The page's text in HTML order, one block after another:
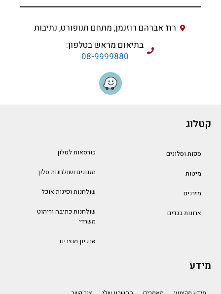
רח' אברהם רוזנמן, מתחם תנופורט, נתיבות
בתיאום מראש בטלפון:
08-9999880
קטלוג
ספות וסלונים
מיטות
מזרנים
ארונות בגדים
כורסאות לסלון
מזנונים ושולחנות סלון
שולחנות ופינות אוכל
שולחנות כתיבה וריהוט
משרדי
ארכיון מוצרים
מידע